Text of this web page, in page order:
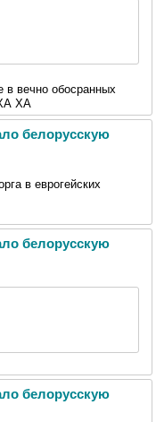
в вечно обосранных
ХА
белорусскую
в еврогейских
белорусскую
белорусскую